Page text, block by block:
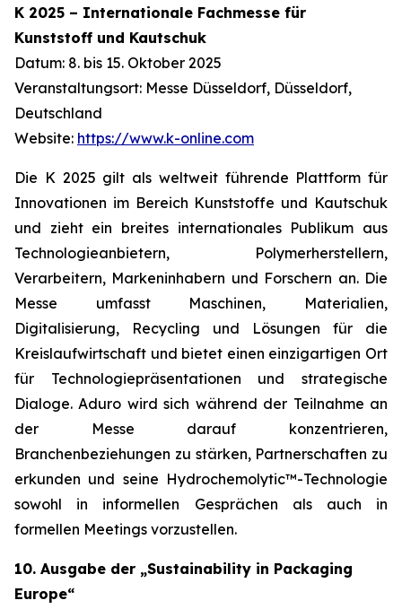
K 2025 – Internationale Fachmesse für
Kunststoff und Kautschuk
Datum: 8. bis 15. Oktober 2025
Veranstaltungsort: Messe Düsseldorf, Düsseldorf,
Deutschland
Website: https://www.k-online.com
Die K 2025 gilt als weltweit führende Plattform für
Innovationen im Bereich Kunststoffe und Kautschuk
und zieht ein breites internationales Publikum aus
Technologieanbietern, Polymerherstellern,
Verarbeitern, Markeninhabern und Forschern an. Die
Messe umfasst Maschinen, Materialien,
Digitalisierung, Recycling und Lösungen für die
Kreislaufwirtschaft und bietet einen einzigartigen Ort
für Technologiepräsentationen und strategische
Dialoge. Aduro wird sich während der Teilnahme an
der Messe darauf konzentrieren,
Branchenbeziehungen zu stärken, Partnerschaften zu
erkunden und seine Hydrochemolytic™-Technologie
sowohl in informellen Gesprächen als auch in
formellen Meetings vorzustellen.
10. Ausgabe der „Sustainability in Packaging
Europe“